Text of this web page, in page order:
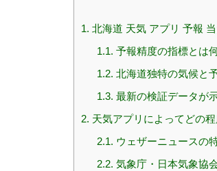
1. 北海道 天気 アプリ 予報
1.1. 予報精度の指標とは
1.2. 北海道独特の気候と
1.3. 最新の検証データが
2. 天気アプリによってどの
2.1. ウェザーニュースの
2.2. 気象庁・日本気象協